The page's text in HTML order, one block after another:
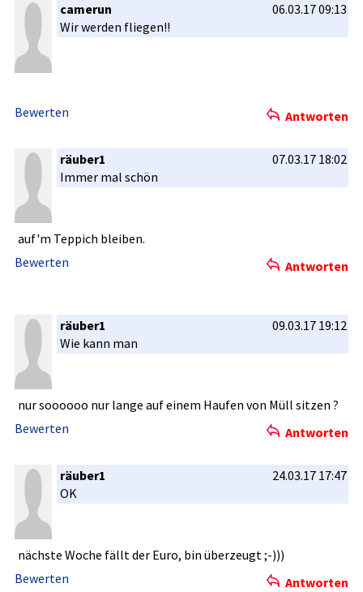
camerun
06.03.17 09:13
Wir werden fliegen!!
Bewerten Antworten
räuber1
07.03.17 18:02
Immer mal schön
auf'm Teppich bleiben.
Bewerten
Antworten
räuber1
09.03.17 19:12
Wie kann man
nur soooooo nur lange auf einem Haufen von Müll sitzen ?
Bewerten
Antworten
räuber1
24.03.17 17:47
OK
nächste Woche fällt der Euro, bin überzeugt ;-)))
Bewerten
Antworten